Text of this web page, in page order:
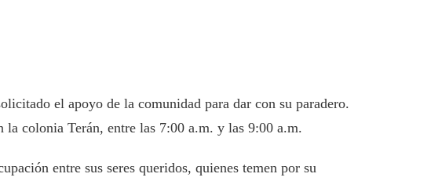
el apoyo de la comunidad para dar con su paradero.
colonia Terán, entre las 7:00 a.m. y las 9:00 a.m.
entre sus seres queridos, quienes temen por su